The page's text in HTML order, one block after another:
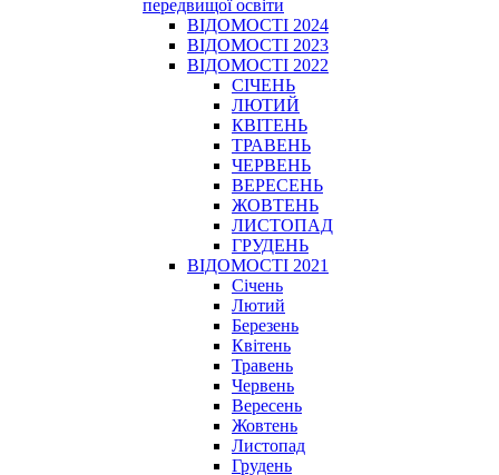
передвищої освіти
ВІДОМОСТІ 2024
ВІДОМОСТІ 2023
ВІДОМОСТІ 2022
СІЧЕНЬ
ЛЮТИЙ
КВІТЕНЬ
ТРАВЕНЬ
ЧЕРВЕНЬ
ВЕРЕСЕНЬ
ЖОВТЕНЬ
ЛИСТОПАД
ГРУДЕНЬ
ВІДОМОСТІ 2021
Січень
Лютий
Березень
Квітень
Травень
Червень
Вересень
Жовтень
Листопад
Грудень